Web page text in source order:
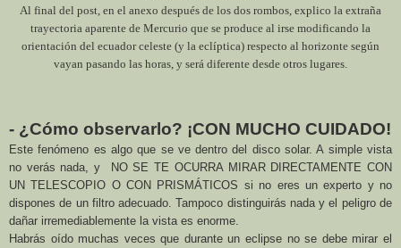
Al final del post, en el anexo después de los dos rombos, explico la extraña
trayectoria aparente de Mercurio que se produce al irse modificando la
orientación del ecuador celeste (y la eclíptica) respecto al horizonte según
vayan pasando las horas, y será diferente desde otros lugares.
- ¿Cómo observarlo? ¡CON MUCHO CUIDADO!
Este fenómeno es algo que se ve dentro del disco solar. A simple vista
no verás nada, y NO SE TE OCURRA MIRAR DIRECTAMENTE CON
UN TELESCOPIO O CON PRISMÁTICOS si no eres un experto y no
dispones de un filtro adecuado. Tampoco distinguirás nada y el peligro de
dañar irremediablemente la vista es enorme.
Habrás oído muchas veces que durante un eclipse no se debe mirar el